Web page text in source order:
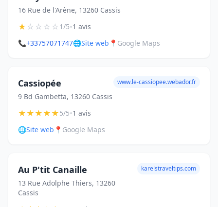
16 Rue de l'Arène, 13260 Cassis
★☆☆☆☆1/5•1 avis
📞+33757071747🌐Site web 📍 Google Maps
Cassiopée
9 Bd Gambetta, 13260 Cassis
www.le-cassiopee.webador.fr
★★★★★5/5•1 avis
🌐Site web 📍 Google Maps
Au P'tit Canaille
13 Rue Adolphe Thiers, 13260
Cassis
karelstraveltips.com